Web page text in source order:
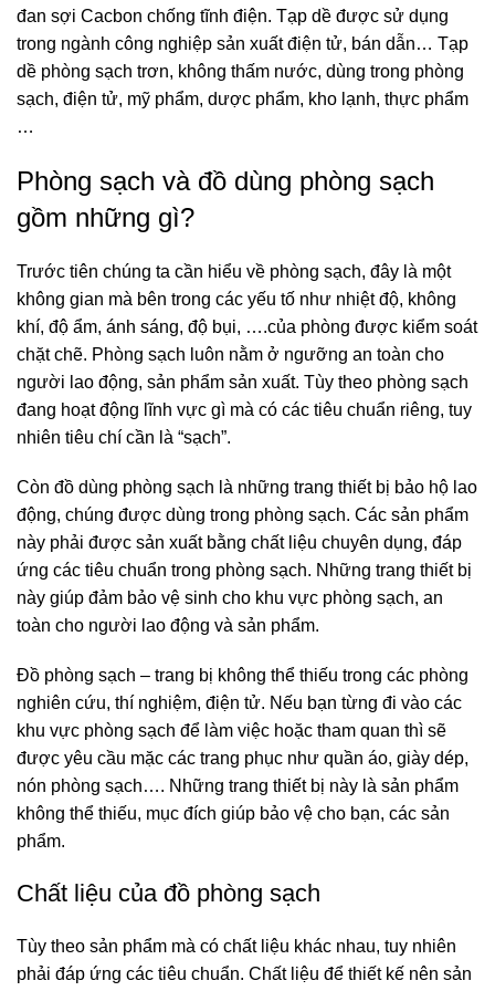
đan sợi Cacbon chống tĩnh điện. Tạp dề được sử dụng
trong ngành công nghiệp sản xuất điện tử, bán dẫn… Tạp
dề phòng sạch trơn, không thấm nước, dùng trong phòng
sạch, điện tử, mỹ phẩm, dược phẩm, kho lạnh, thực phẩm
…
Phòng sạch và đồ dùng phòng sạch
gồm những gì?
Trước tiên chúng ta cần hiểu về phòng sạch, đây là một
không gian mà bên trong các yếu tố như nhiệt độ, không
khí, độ ẩm, ánh sáng, độ bụi, ….của phòng được kiểm soát
chặt chẽ. Phòng sạch luôn nằm ở ngưỡng an toàn cho
người lao động, sản phẩm sản xuất. Tùy theo phòng sạch
đang hoạt động lĩnh vực gì mà có các tiêu chuẩn riêng, tuy
nhiên tiêu chí cần là “sạch”.
Còn đồ dùng phòng sạch là những trang thiết bị bảo hộ lao
động, chúng được dùng trong phòng sạch. Các sản phẩm
này phải được sản xuất bằng chất liệu chuyên dụng, đáp
ứng các tiêu chuẩn trong phòng sạch. Những trang thiết bị
này giúp đảm bảo vệ sinh cho khu vực phòng sạch, an
toàn cho người lao động và sản phẩm.
Đồ phòng sạch – trang bị không thể thiếu trong các phòng
nghiên cứu, thí nghiệm, điện tử. Nếu bạn từng đi vào các
khu vực phòng sạch để làm việc hoặc tham quan thì sẽ
được yêu cầu mặc các trang phục như quần áo, giày dép,
nón phòng sạch…. Những trang thiết bị này là sản phẩm
không thể thiếu, mục đích giúp bảo vệ cho bạn, các sản
phẩm.
Chất liệu của đồ phòng sạch
Tùy theo sản phẩm mà có chất liệu khác nhau, tuy nhiên
phải đáp ứng các tiêu chuẩn. Chất liệu để thiết kế nên sản